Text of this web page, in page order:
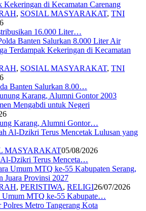
, SOSIAL MASYARAKAT, TNI
16.000 Liter…
, SOSIAL MASYARAKAT, TNI
Banten Salurkan 8.00…
Karang, Alumni Gontor…
MASYARAKAT05/08/2026
Al-Dzikri Terus Menceta…
, PERISTIWA, RELIGI26/07/2026
Umum MTQ ke-55 Kabupate…